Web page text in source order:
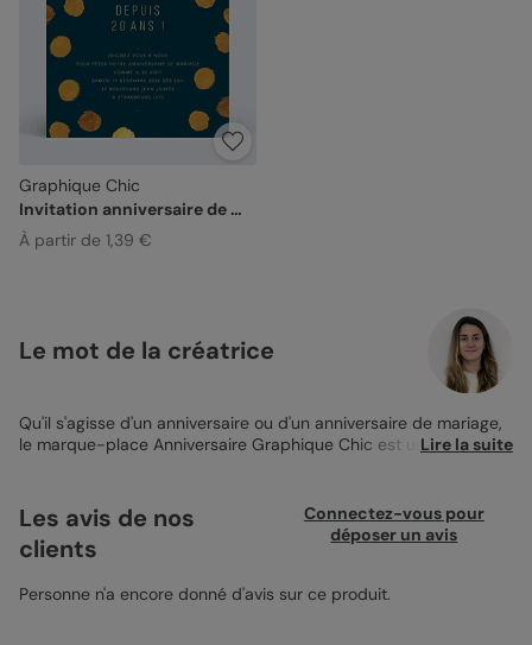
Graphique Chic
Invitation anniversaire de mariage
À partir de 1,39 €
Le mot de la créatrice
Qu'il s'agisse d'un anniversaire ou d'un anniversaire de mariage,
le marque-place Anniversaire Graphique Chic est un choix
personnalisable grâce à notre outil de conception en ligne, vous
allez pouvoir jouer avec toutes nos options (fond, texture,
calligraphie...) jusqu'à obtenir LE
Marque-Place Anniversaire
De plus, si vous choisissez d'insérer une photographie, ils
Lire la suite
Les avis de nos
clients
Connectez-vous pour
déposer un avis
Personne n'a encore donné d'avis sur ce produit.